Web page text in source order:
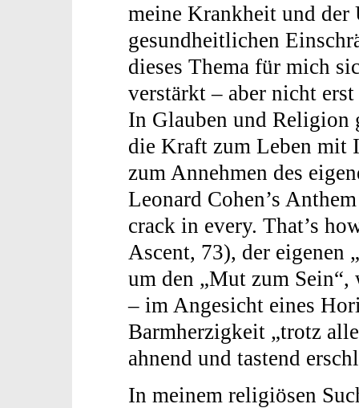
meine Krankheit und der
gesundheitlichen
dieses Thema für mich
verstärkt – aber nicht
In Glauben und Religion
die Kraft zum Leben mit
zum Annehmen des
Leonard Cohen’s
crack in every. That’s
Ascent, 73), der
um den „Mut zum
– im Angesicht eines
Barmherzigkeit „trotz
ahnend und tastend
In meinem religiösen